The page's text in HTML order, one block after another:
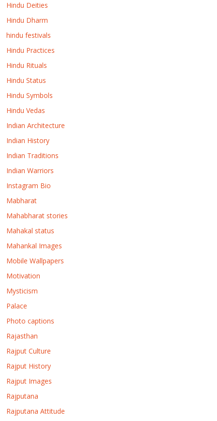
Hindu Deities
Hindu Dharm
hindu festivals
Hindu Practices
Hindu Rituals
Hindu Status
Hindu Symbols
Hindu Vedas
Indian Architecture
Indian History
Indian Traditions
Indian Warriors
Instagram Bio
Mabharat
Mahabharat stories
Mahakal status
Mahankal Images
Mobile Wallpapers
Motivation
Mysticism
Palace
Photo captions
Rajasthan
Rajput Culture
Rajput History
Rajput Images
Rajputana
Rajputana Attitude